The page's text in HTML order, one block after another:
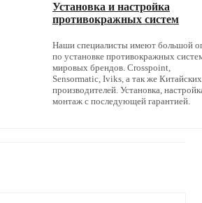
Установка и настройка
противокражных систем
Наши специалисты имеют большой
по установке противокражных
мировых брендов. Crosspoint,
Sensormatic, Iviks, а так же Китайских
производителей. Установка,
монтаж с последующей гарантией.